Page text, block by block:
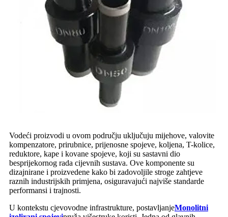
Vodeći proizvodi u ovom području uključuju mijehove, valovite
kompenzatore, prirubnice, prijenosne spojeve, koljena, T-kolice,
reduktore, kape i kovane spojeve, koji su sastavni dio
besprijekornog rada cijevnih sustava. Ove komponente su
dizajnirane i proizvedene kako bi zadovoljile stroge zahtjeve
raznih industrijskih primjena, osiguravajući najviše standarde
performansi i trajnosti.
U kontekstu cjevovodne infrastrukture, postavljanjeMonolitni